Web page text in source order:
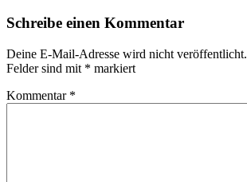
Schreibe einen Kommentar
Deine E-Mail-Adresse wird nicht veröffentlicht.
Felder sind mit * markiert
Kommentar *